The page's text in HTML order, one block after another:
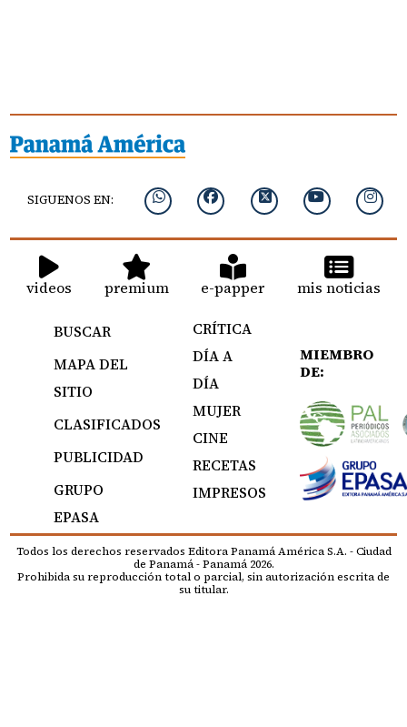
SIGUENOS EN:
videos premium e-papper mis noticias
BUSCAR
MAPA DEL
SITIO
CLASIFICADOS
PUBLICIDAD
GRUPO
EPASA
CRÍTICA
DÍA A
DÍA
MUJER
CINE
RECETAS
IMPRESOS
MIEMBRO
DE:
Todos los derechos reservados Editora Panamá América S.A. - Ciudad
de Panamá - Panamá 2026.
Prohibida su reproducción total o parcial, sin autorización escrita de
su titular.